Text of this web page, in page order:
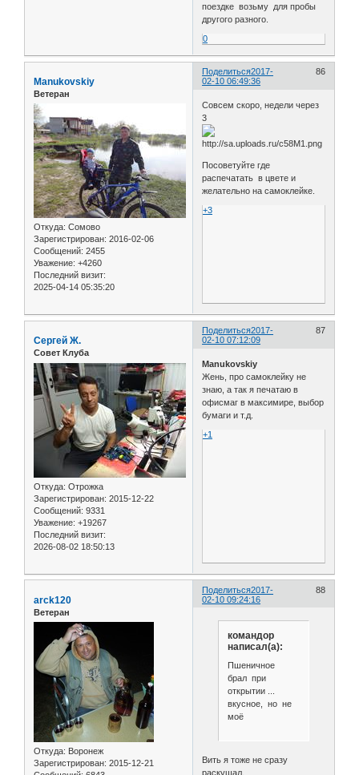
поездке возьму для пробы
другого разного.
0
Поделиться 86
2017-
02-10 06:49:36
Manukovskiy
Ветеран
Откуда: Сомово
Зарегистрирован: 2016-02-06
Сообщений: 2455
Уважение: +4260
Последний визит:
2025-04-14 05:35:20
Совсем скоро, недели через
3
Посоветуйте где
распечатать в цвете и
желательно на самоклейке.
+3
Поделиться 87
2017-
02-10 07:12:09
Сергей Ж.
Совет Клуба
Откуда: Отрожка
Зарегистрирован: 2015-12-22
Сообщений: 9331
Уважение: +19267
Последний визит:
2026-08-02 18:50:13
Manukovskiy
Жень, про самоклейку не
знаю, а так я печатаю в
офисмаг в максимире, выбор
бумаги и т.д.
+1
Поделиться 88
2017-
02-10 09:24:16
arck120
Ветеран
Откуда: Воронеж
Зарегистрирован: 2015-12-21
командор
написал(а):
Пшеничное
брал при
открытии ...
вкусное, но не
моё
Вить я тоже не сразу
раскушал.